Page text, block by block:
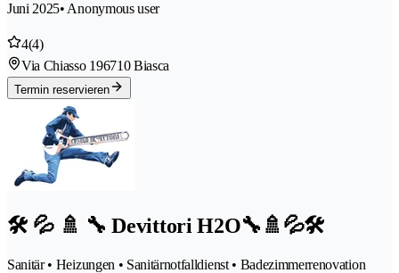
Juni 2025• Anonymous user
4(4)
Via Chiasso 196710 Biasca
Termin reservieren
🛠️ 💦 🚿 🔧 Devittori H2O🔧🚿💦🛠️
Sanitär • Heizungen • Sanitärnotfalldienst • Badezimmerrenovation